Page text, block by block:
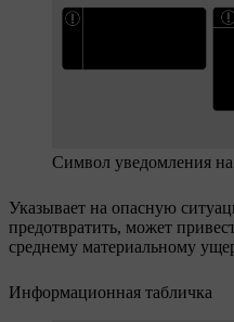
Символ уведомления
Указывает на опасную
предотвратить, может
среднему материальному
Информационная табличка